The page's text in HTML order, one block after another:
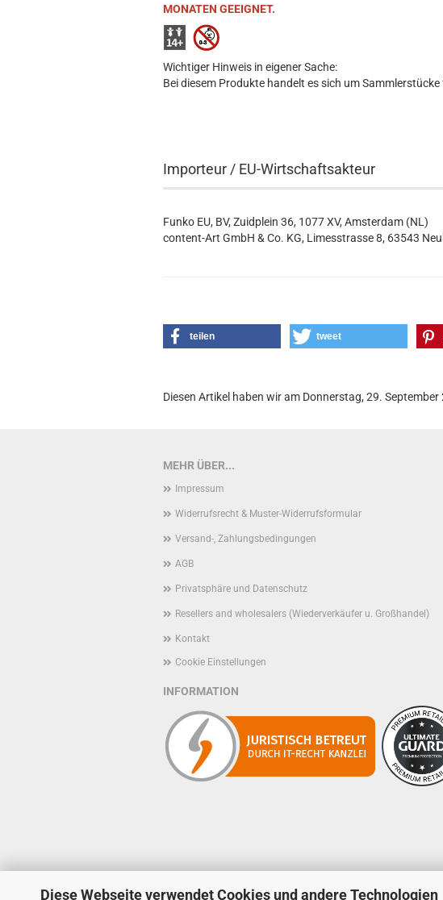
Diese Webseite verwendet Cookies und andere Technologien
MONATEN GEEIGNET.
Wichtiger Hinweis in eigener Sache:
Bei diesem Produkte handelt es sich um
Importeur / EU-Wirtschaftsakteur
Funko EU, BV, Zuidplein 36, 1077 XV, Amsterdam (NL)
content-Art GmbH & Co. KG, Limesstrasse 8, 63543
teilen tweet
Diesen Artikel haben wir am Donnerstag, 29.
MEHR ÜBER...
Impressum
Widerrufsrecht & Muster-Widerrufsformular
Versand-, Zahlungsbedingungen
AGB
Privatsphäre und Datenschutz
Resellers and wholesalers (Wiederverkäufer u. Großhandel)
Kontakt
Cookie Einstellungen
INFORMATION